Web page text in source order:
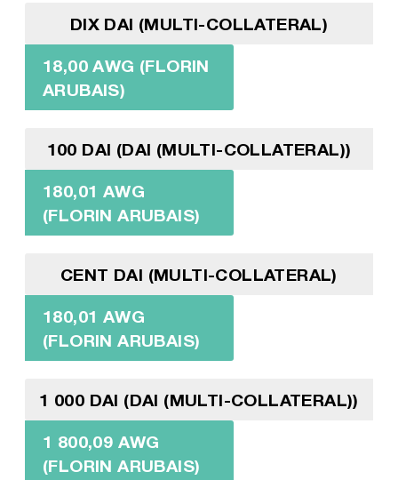
DIX DAI (MULTI-COLLATERAL)
18,00 AWG (FLORIN
ARUBAIS)
100 DAI (DAI (MULTI-COLLATERAL))
180,01 AWG
(FLORIN ARUBAIS)
CENT DAI (MULTI-COLLATERAL)
180,01 AWG
(FLORIN ARUBAIS)
1 000 DAI (DAI (MULTI-COLLATERAL))
1 800,09 AWG
(FLORIN ARUBAIS)